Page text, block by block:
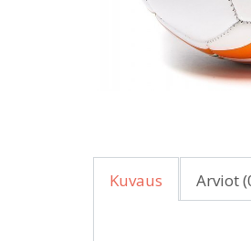
Kuvaus Arviot